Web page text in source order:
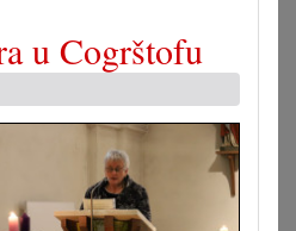
u Cogrštofu